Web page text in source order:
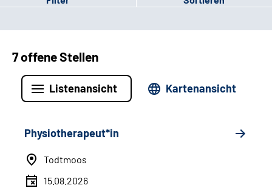
7 offene Stellen
Listenansicht Kartenansicht
Physiotherapeut*in
Todtmoos
15.08.2026